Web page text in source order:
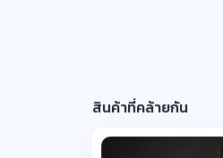
สินค้าที่คล้ายกัน